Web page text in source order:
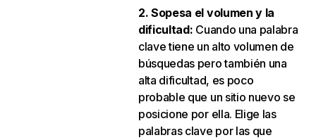
2. Sopesa el volumen y la
dificultad: Cuando una palabra
clave tiene un alto volumen de
búsquedas pero también una
alta dificultad, es poco
probable que un sitio nuevo se
posicione por ella. Elige las
palabras clave por las que